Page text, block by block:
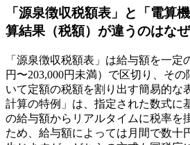
「源泉徴収税額表」と「電算
算結果（税額）が違うのはな
「源泉徴収税額表」は給与額を一定
円〜203,000円未満）で区切り、そ
いて定額の税額を割り出す簡易的な
計算の特例」は、指定された数式に
の給与額からリアルタイムに税率を
ため、給与額によっては月間で数十